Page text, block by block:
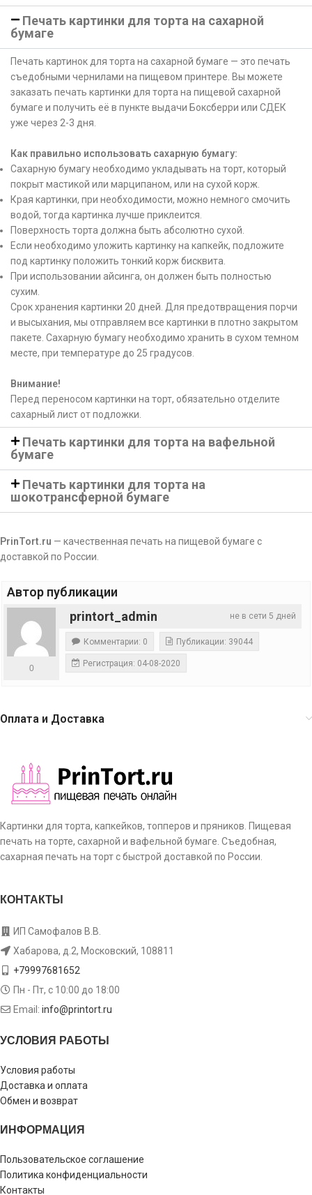
Печать картинки для торта на сахарной
бумаге
Печать картинок для торта на сахарной бумаге — это печать
съедобными чернилами на пищевом принтере. Вы можете
заказать печать картинки для торта на пищевой сахарной
бумаге и получить её в пункте выдачи Боксберри или СДЕК
уже через 2-3 дня.
Как правильно использовать сахарную бумагу:
Сахарную бумагу необходимо укладывать на торт, который
покрыт мастикой или марципаном, или на сухой корж.
Края картинки, при необходимости, можно немного смочить
водой, тогда картинка лучше приклеится.
Поверхность торта должна быть абсолютно сухой.
Если необходимо уложить картинку на капкейк, подложите
под картинку положить тонкий корж бисквита.
При использовании айсинга, он должен быть полностью
сухим.
Срок хранения картинки 20 дней. Для предотвращения порчи
и высыхания, мы отправляем все картинки в плотно закрытом
пакете. Сахарную бумагу необходимо хранить в сухом темном
месте, при температуре до 25 градусов.
Внимание!
Перед переносом картинки на торт, обязательно отделите
сахарный лист от подложки.
Печать картинки для торта на вафельной
бумаге
Печать картинки для торта на
шокотрансферной бумаге
PrinTort.ru — качественная печать на пищевой бумаге с
доставкой по России.
Автор публикации
не в сети 5 дней
printort_admin
0
Комментарии: 0 Публикации: 39044
Регистрация: 04-08-2020
Оплата и Доставка
Картинки для торта, капкейков, топперов и пряников. Пищевая
печать на торте, сахарной и вафельной бумаге. Съедобная,
сахарная печать на торт с быстрой доставкой по России.
КОНТАКТЫ
ИП Самофалов В.В.
Хабарова, д.2, Московский, 108811
+79997681652
Пн - Пт, с 10:00 до 18:00
Email: info@printort.ru
УСЛОВИЯ РАБОТЫ
Условия работы
Доставка и оплата
Обмен и возврат
ИНФОРМАЦИЯ
Пользовательское соглашение
Политика конфиденциальности
Контакты